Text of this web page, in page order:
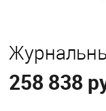
258 838